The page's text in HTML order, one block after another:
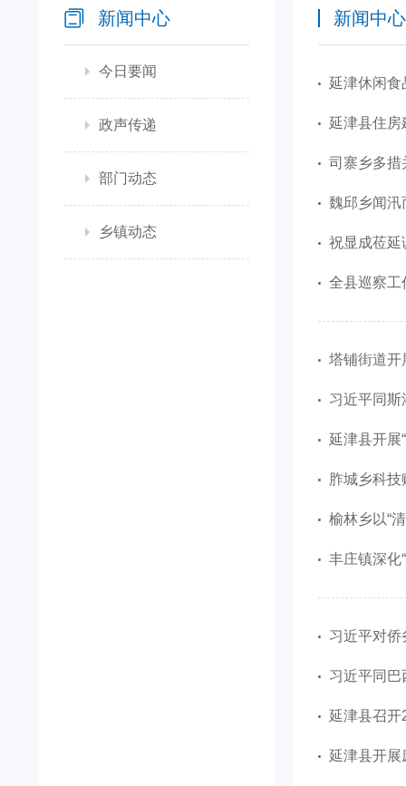
新闻中心
今日要闻
政声传递
部门动态
乡镇动态
新闻中心
延津休闲食
延津县住房
司寨乡多措
魏邱乡闻汛
祝显成莅延
全县巡察工
塔铺街道开
习近平同
延津县开展
胙城乡科
榆林乡以“
丰庄镇深化
习近平对
习近平同
延津县召开
延津县开展